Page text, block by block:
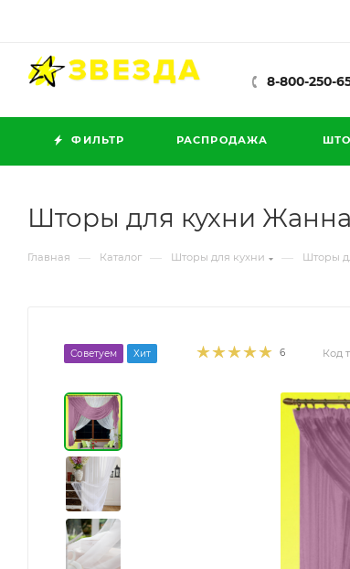
8-800-250-
ФИЛЬТР РАСПРОДАЖА
Шторы для кухни
Главная — Каталог — Шторы для кухни — Шторы
Советуем Хит 6 Код